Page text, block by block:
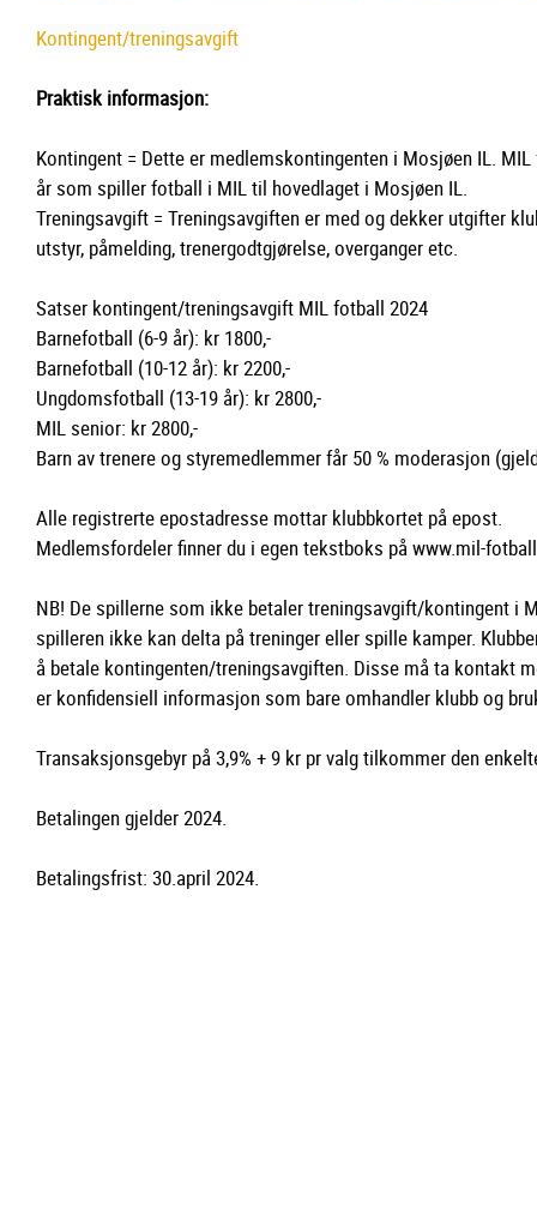
Kontingent/treningsavgift
Praktisk informasjon:
Kontingent = Dette er medlemskontingenten i Mosjøen IL.
år som spiller fotball i MIL til hovedlaget i Mosjøen IL.
Treningsavgift = Treningsavgiften er med og dekker utgifter
utstyr, påmelding, trenergodtgjørelse, overganger etc.
Satser kontingent/treningsavgift MIL fotball 2024
Barnefotball (6-9 år): kr 1800,-
Barnefotball (10-12 år): kr 2200,-
Ungdomsfotball (13-19 år): kr 2800,-
MIL senior: kr 2800,-
Barn av trenere og styremedlemmer får 50 % moderasjon
Alle registrerte epostadresse mottar klubbkortet på epost.
Medlemsfordeler finner du i egen tekstboks på www.mil-
NB! De spillerne som ikke betaler treningsavgift/kontingent i
spilleren ikke kan delta på treninger eller spille kamper.
å betale kontingenten/treningsavgiften. Disse må ta kontakt
er konfidensiell informasjon som bare omhandler klubb og
Transaksjonsgebyr på 3,9% + 9 kr pr valg tilkommer den
Betalingen gjelder 2024.
Betalingsfrist: 30.april 2024.